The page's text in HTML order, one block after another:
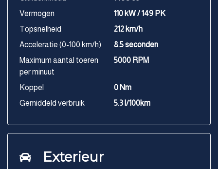
Vermogen
110 kW / 149 PK
Topsnelheid
212 km/h
Acceleratie (0-100 km/h)
8.5 seconden
Maximum aantal toeren
per minuut
5000 RPM
Koppel
0 Nm
Gemiddeld verbruik
5.3 l/100km
Exterieur